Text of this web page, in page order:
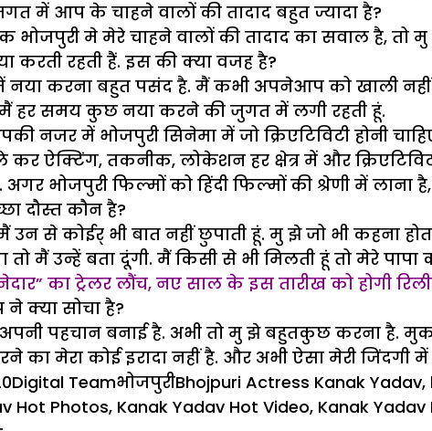
में आप के चाहने वालों की तादाद बहुत ज्यादा है?
भोजपुरी मे मेरे चाहने वालों की तादाद का सवाल है,
रहती हैं. इस की क्या वजह है?
नया करना बहुत पसंद है. मैं कभी अपनेआप को खाली
मैं हर समय कुछ नया करने की जुगत में लगी रहती हूं.
नजर में भोजपुरी सिनेमा में जो क्रिएटिविटी होनी
ऐक्टिंग, तकनीक, लोकेशन हर क्षेत्र में और
भोजपुरी फिल्मों को हिंदी फिल्मों की श्रेणी में लाना
दौस्त कौन है?
से कोईर् भी बात नहीं छुपाती हूं. मु झे जो भी कहना
मैं उन्हें बता दूंगी. मैं किसी से भी मिलती हूं तो मेरे
का ट्रेलर लौंच, नए साल के इस तारीख को होगी
क्या सोचा है?
अपनी पहचान बनाई है. अभी तो मु झे बहुतकुछ करना है.
का मेरा कोई इरादा नहीं है. और अभी ऐसा मेरी जिंदगी में
Author
Digital TeamCategories
भोजपुरीTags
Bhojpuri Actress Kanak Yadav,
Hot Photos, Kanak Yadav Hot Video, Kanak